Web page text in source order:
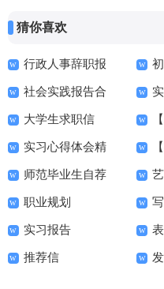
猜你喜欢
行政人事辞职报
告 函15
社会实践报告合
集15篇 文
大学生求职信
【荐】 早安
句
实习心得体会精
选15篇 伤心
师范毕业生自荐
信范文六篇
职业规划
实习报告
推荐信